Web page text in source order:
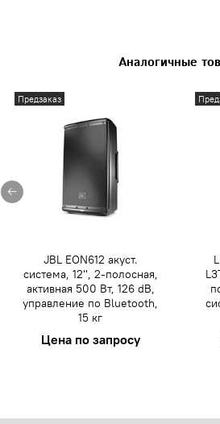
Аналогичные
Предзаказ
JBL EON612 акуст.
система, 12'', 2-полосная,
активная 500 Вт, 126 dB,
управление по Bluetooth,
15 кг
Цена по запросу